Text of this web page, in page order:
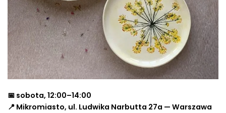
📅 sobota, 12:00–14:00
📍 Mikromiasto, ul. Ludwika Narbutta 27a — Warszawa